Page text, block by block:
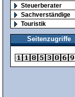
Steuerberater
Sachverständige
Touristik
Seitenzugriffe